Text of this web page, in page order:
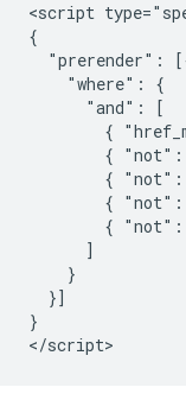
<script
{
"prerender":
    "where": {
      "and": [
{
{
{
{
{
      ]
    }
  }]
}